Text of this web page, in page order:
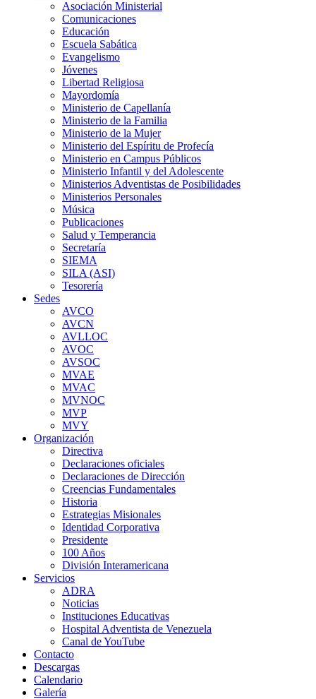
Asociación Ministerial
Comunicaciones
Educación
Escuela Sabática
Evangelismo
Jóvenes
Libertad Religiosa
Mayordomía
Ministerio de Capellanía
Ministerio de la Familia
Ministerio de la Mujer
Ministerio del Espíritu de Profecía
Ministerio en Campus Públicos
Ministerio Infantil y del Adolescente
Ministerios Adventistas de Posibilidades
Ministerios Personales
Música
Publicaciones
Salud y Temperancia
Secretaría
SIEMA
SILA (ASI)
Tesorería
Sedes
AVCO
AVCN
AVLLOC
AVOC
AVSOC
MVAE
MVAC
MVNOC
MVP
MVY
Organización
Directiva
Declaraciones oficiales
Declaraciones de Dirección
Creencias Fundamentales
Historia
Estrategias Misionales
Identidad Corporativa
Presidente
100 Años
División Interamericana
Servicios
ADRA
Noticias
Instituciones Educativas
Hospital Adventista de Venezuela
Canal de YouTube
Contacto
Descargas
Calendario
Galería